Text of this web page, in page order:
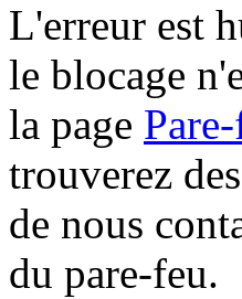
L'erreur est
le blocage
la page
trouverez
de nous
du pare-feu.